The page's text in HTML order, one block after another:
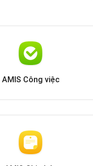
AMIS Công việc